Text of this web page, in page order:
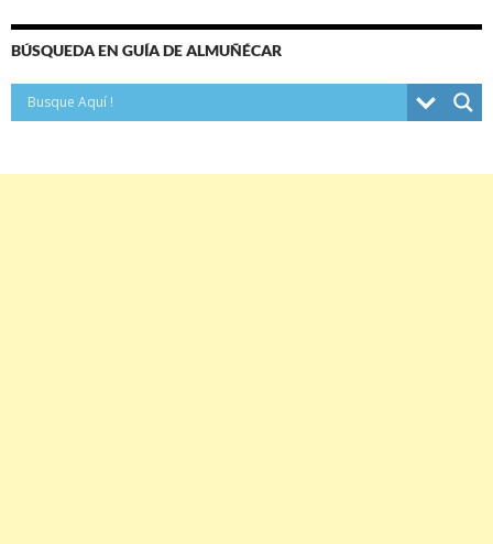
BÚSQUEDA EN GUÍA DE ALMUÑÉCAR